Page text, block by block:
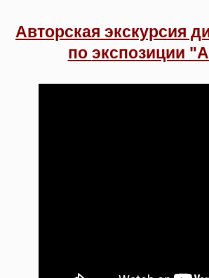
Авторская экскурсия
по экспозиции